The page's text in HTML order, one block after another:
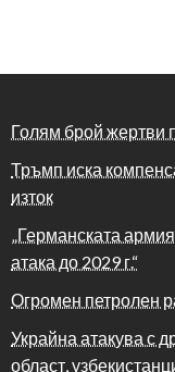
Голям брой жертви
Тръмп иска
изток
„Германската
атака до 2029 г.“
Огромен петролен
Украйна атакува с
област,